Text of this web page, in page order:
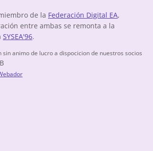
de la Federación Digital EA,
entre ambas se remonta a la
SYSEA'96.
sin animo de lucro a dispocicion de nuestros socios